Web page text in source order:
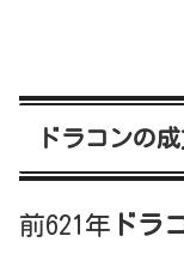
ドラコンの
前621年 ドラ